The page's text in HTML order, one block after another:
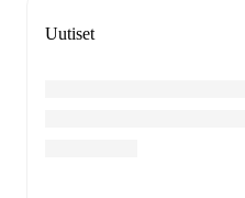
Uutiset